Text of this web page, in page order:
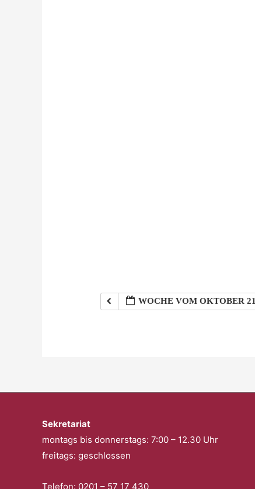
WOCHE VOM OKTOBER 21
Sekretariat
montags bis donnerstags: 7:00 – 12.30 Uhr
freitags: geschlossen
Telefon: 0201 – 57 17 430